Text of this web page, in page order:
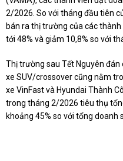
2/2026. So với tháng đầu tiên
bán ra thị trường của các
tới 48% và giảm 10,8% so với
Thị trường sau Tết Nguyên
xe SUV/crossover cũng nằm
xe VinFast và Hyundai Thành
trong tháng 2/2026 tiêu thụ
khoảng 45% so với tổng doanh